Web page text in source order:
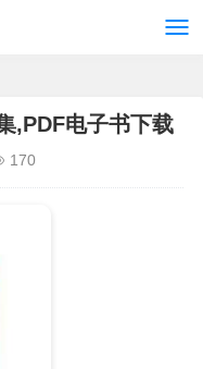
,PDF电子书下载
170